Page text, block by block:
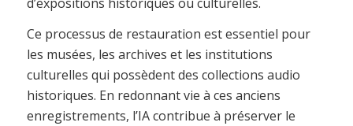
Ce processus de restauration est essentiel pour
les musées, les archives et les institutions
culturelles qui possèdent des collections audio
historiques. En redonnant vie à ces anciens
enregistrements, l’IA contribue à préserver le